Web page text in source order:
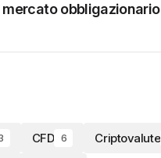
mercato obbligazionario
CFD 6 Criptovalute